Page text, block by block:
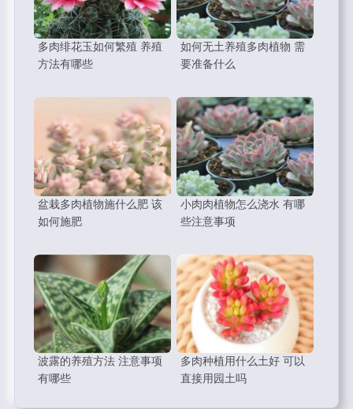
多肉绯花玉如何繁殖 养殖
方法有哪些
如何无土养殖多肉植物 需
要准备什么
盆栽多肉植物施什么肥 该
如何施肥
小肉肉植物怎么浇水 有哪
些注意事项
波露的养殖方法 注意事项
有哪些
多肉种植用什么土好 可以
直接用园土吗